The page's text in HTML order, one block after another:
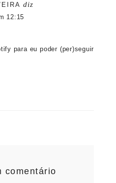
diz
12:15
para eu poder (per)seguir
comentário